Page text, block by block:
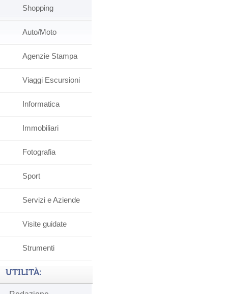
Shopping
Auto/Moto
Agenzie Stampa
Viaggi Escursioni
Informatica
Immobiliari
Fotografia
Sport
Servizi e Aziende
Visite guidate
Strumenti
UTILITÀ: